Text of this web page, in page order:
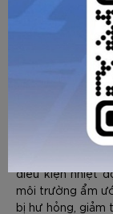
ngón tay vào
vừa cảm nhận
chơi của đội,
HƯỚNG
• Sau khi sử
không dùng lực
điều kiện nhiệt
môi trường ẩm
bị hư hỏng, giảm
GỬI TƯ